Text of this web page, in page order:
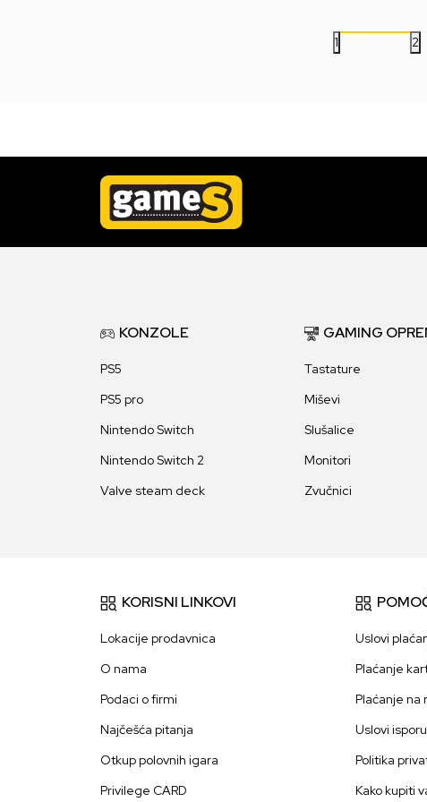
1 2
KONZOLE
PS5
PS5 pro
Nintendo Switch
Nintendo Switch 2
Valve steam deck
GAMING
Tastature
Miševi
Slušalice
Monitori
Zvučnici
KORISNI LINKOVI
Lokacije prodavnica
O nama
Podaci o firmi
Najčešća pitanja
Otkup polovnih igara
Privilege CARD
Uslovi
Plaćanje
Plaćanje na
Uslovi
Politika
Kako kupiti